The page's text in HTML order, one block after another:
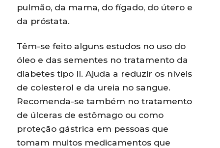
pulmão, da mama, do fígado, do útero e
da próstata.
Têm-se feito alguns estudos no uso do
óleo e das sementes no tratamento da
diabetes tipo II. Ajuda a reduzir os níveis
de colesterol e da ureia no sangue.
Recomenda-se também no tratamento
de úlceras de estômago ou como
proteção gástrica em pessoas que
tomam muitos medicamentos que